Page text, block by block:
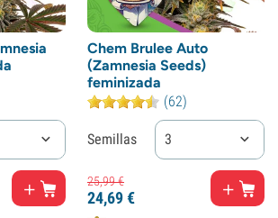
Chem Brulee Auto
(Zamnesia Seeds)
feminizada
(62)
Semillas 3
25,99€
24,69€